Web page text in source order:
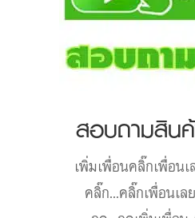
สอบถามสิน
เพิ่มเพื่อนคลิ๊กเพื่อน
คลิ๊ก...คลิ๊กเพื่อนเล